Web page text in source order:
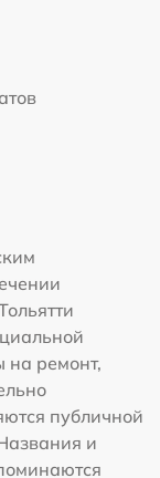
на ремонт,
публичной
и